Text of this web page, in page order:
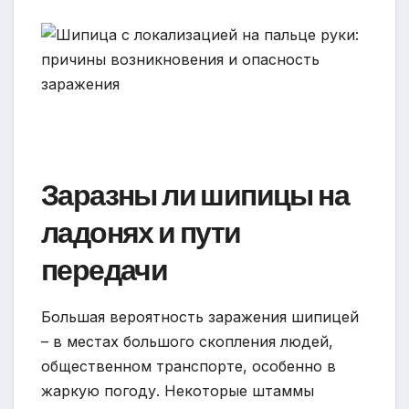
Заразны ли шипицы на
ладонях и пути
передачи
Большая вероятность заражения шипицей
– в местах большого скопления людей,
общественном транспорте, особенно в
жаркую погоду. Некоторые штаммы